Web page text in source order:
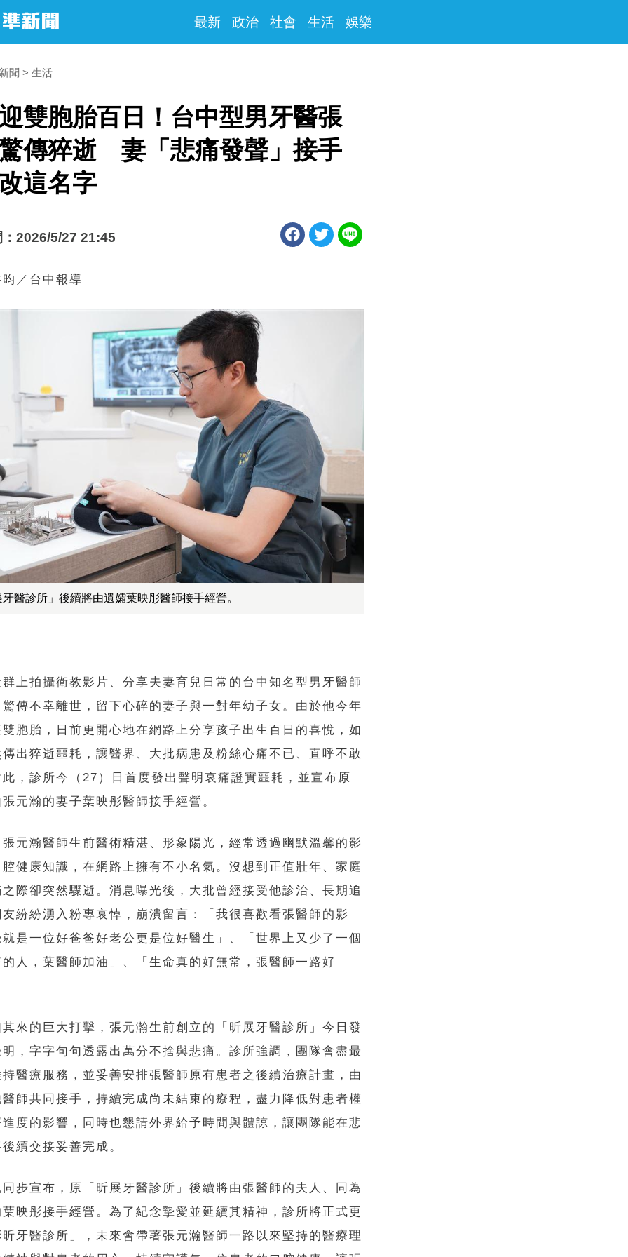
最新 政治 社會 生活 娛樂
聞 生活
雙胞胎百日！台中型男牙醫張
傳猝逝 妻「悲痛發聲」接手
這名字
：2026/5/27 21:45
／台中報導
醫診所」後續將由遺孀葉映彤醫師接手經營。
上拍攝衛教影片、分享夫妻育兒日常的台中知名型男牙醫師
傳不幸離世，留下心碎的妻子與一對年幼子女。由於他今年
胞胎，日前更開心地在網路上分享孩子出生百日的喜悅，如
出猝逝噩耗，讓醫界、大批病患及粉絲心痛不已、直呼不敢
，診所今（27）日首度發出聲明哀痛證實噩耗，並宣布原
元瀚的妻子葉映彤醫師接手經營。
元瀚醫師生前醫術精湛、形象陽光，經常透過幽默溫馨的影
健康知識，在網路上擁有不小名氣。沒想到正值壯年、家庭
際卻突然驟逝。消息曝光後，大批曾經接受他診治、長期追
紛紛湧入粉專哀悼，崩潰留言：「我很喜歡看張醫師的影
是一位好爸爸好老公更是位好醫生」、「世界上又少了一個
人，葉醫師加油」、「生命真的好無常，張醫師一路好
來的巨大打擊，張元瀚生前創立的「昕展牙醫診所」今日發
，字字句句透露出萬分不捨與悲痛。診所強調，團隊會盡最
醫療服務，並妥善安排張醫師原有患者之後續治療計畫，由
師共同接手，持續完成尚未結束的療程，盡力降低對患者權
度的影響，同時也懇請外界給予時間與體諒，讓團隊能在悲
續交接妥善完成。
步宣布，原「昕展牙醫診所」後續將由張醫師的夫人、同為
映彤接手經營。為了紀念摯愛並延續其精神，診所將正式更
牙醫診所」，未來會帶著張元瀚醫師一路以來堅持的醫療理